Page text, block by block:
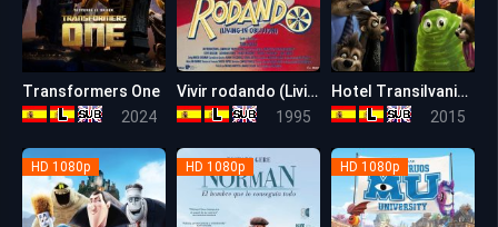
Transformers One
2024
Vivir rodando (Living in Oblivion)
1995
Hotel Transilvania 2
2015
HD 1080p HD 1080p HD 1080p